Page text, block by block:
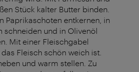
Stück kalter Butter binden.
Paprikaschoten entkernen, in
schneiden und in Olivenöl
Mit einer Fleischgabel
Fleisch schön weich ist.
und warm stellen. Zu